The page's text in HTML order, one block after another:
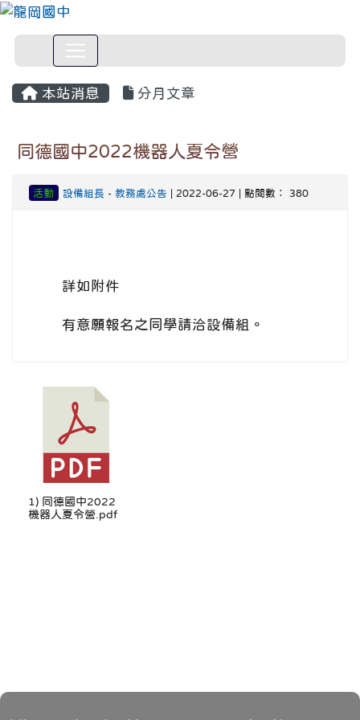
本站消息 分月文章
同德國中2022機器人夏令營
活動 設備組長 - 教務處公告 | 2022-06-27 | 點閱數： 380
詳如附件
有意願報名之同學請洽設備組。
1) 同德國中2022
機器人夏令營.pdf